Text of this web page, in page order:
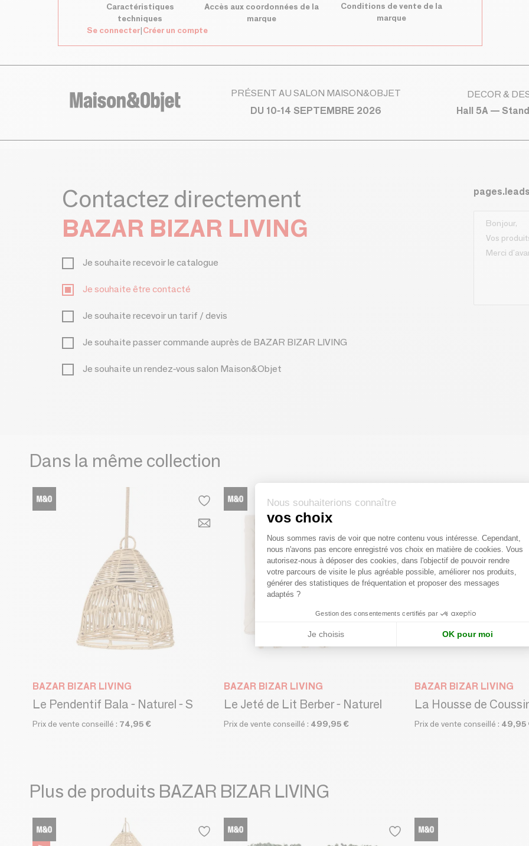
Caractéristiques
techniques
Accès aux coordonnées de la
marque
Conditions de vente de la
marque
Se connecter|Créer un compte
PRÉSENT AU SALON MAISON&OBJET
DU 10-14 SEPTEMBRE 2026
DECOR &
Hall 5A —
Contactez directement
BAZAR BIZAR LIVING
Je souhaite recevoir le catalogue
Je souhaite être contacté
Je souhaite recevoir un tarif / devis
Je souhaite passer commande auprès de BAZAR BIZAR LIVING
Je souhaite un rendez-vous salon Maison&Objet
Dans la même collection
BAZAR BIZAR LIVING
Le Pendentif Bala - Naturel - S
Prix de vente conseillé : 74,95 €
BAZAR BIZAR LIVING
Le Jeté de Lit Berber - Naturel
Prix de vente conseillé : 499,95 €
BAZAR BIZAR LIVING
Prix de vente conseillé : 49,95
Plus de produits BAZAR BIZAR LIVING
Nous souhaiterions connaître
vos choix
Plateforme de Gestion du
Nous sommes ravis de voir que notre contenu vous intéresse. Cependant,
nous n'avons pas encore enregistré vos choix en matière de cookies. Vous
autorisez-nous à déposer des cookies, dans l'objectif de pouvoir rendre
votre parcours de visite le plus agréable possible, améliorer nos produits,
générer des statistiques de fréquentation et proposer des messages
adaptés ?
Gestion des consentements certifiés par
Je choisis OK pour moi
Axeptio consent